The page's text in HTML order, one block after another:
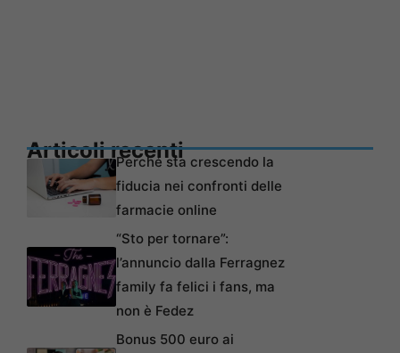
Articoli recentiPerché sta crescendo la
fiducia nei confronti delle
farmacie online
“Sto per tornare”:
l’annuncio dalla Ferragnez
family fa felici i fans, ma
non è Fedez
Bonus 500 euro ai